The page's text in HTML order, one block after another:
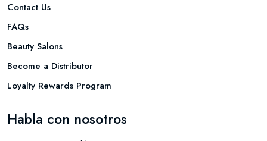
Contact Us
FAQs
Beauty Salons
Become a Distributor
Loyalty Rewards Program
Habla con nosotros